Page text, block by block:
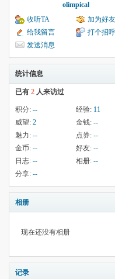
olimpical
收听TA
加为好友
给我留言
打个招呼
发送消息
统计信息
已有 2 人来访过
积分: -- 经验: 11
威望: 2 金钱: --
魅力: -- 点券: --
金币: -- 好友: --
日志: -- 相册: --
分享: --
相册
现在还没有相册
记录